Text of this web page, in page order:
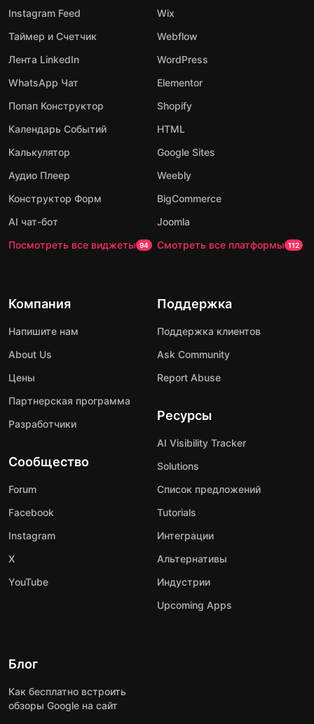
Instagram Feed
Таймер и Счетчик
Лента LinkedIn
WhatsApp Чат
Попап Конструктор
Календарь Событий
Калькулятор
Аудио Плеер
Конструктор Форм
AI чат-бот
Посмотреть все виджеты 94
Wix
Webflow
WordPress
Elementor
Shopify
HTML
Google Sites
Weebly
BigCommerce
Joomla
Смотреть все платформы 112
Компания
Напишите нам
About Us
Цены
Партнерская программа
Разработчики
Сообщество
Forum
Facebook
Instagram
X
YouTube
Поддержка
Поддержка клиентов
Ask Community
Report Abuse
Ресурсы
AI Visibility Tracker
Solutions
Список предложений
Tutorials
Интеграции
Альтернативы
Индустрии
Upcoming Apps
Блог
Как бесплатно встроить
обзоры Google на сайт